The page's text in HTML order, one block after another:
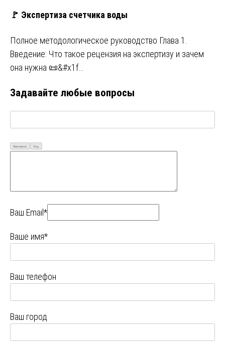
🚩 Экспертиза счетчика воды
Полное методологическое руководство Глава 1.
Введение: Что такое рецензия на экспертизу и зачем
она нужна 📜&#x1f…
Задавайте любые вопросы
Визуально Код
Ваш Email*
Ваше имя*
Ваш телефон
Ваш город